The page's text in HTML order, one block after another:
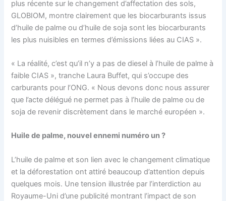
plus récente sur le changement d’affectation des sols,
GLOBIOM, montre clairement que les biocarburants issus
d’huile de palme ou d’huile de soja sont les biocarburants
les plus nuisibles en termes d’émissions liées au CIAS ».
« La réalité, c’est qu’il n’y a pas de diesel à l’huile de palme à
faible CIAS », tranche Laura Buffet, qui s’occupe des
carburants pour l’ONG. « Nous devons donc nous assurer
que l’acte délégué ne permet pas à l’huile de palme ou de
soja de revenir discrètement dans le marché européen ».
Huile de palme, nouvel ennemi numéro un ?
L’huile de palme et son lien avec le changement climatique
et la déforestation ont attiré beaucoup d’attention depuis
quelques mois. Une tension illustrée par l’interdiction au
Royaume-Uni d’une publicité montrant l’impact de son